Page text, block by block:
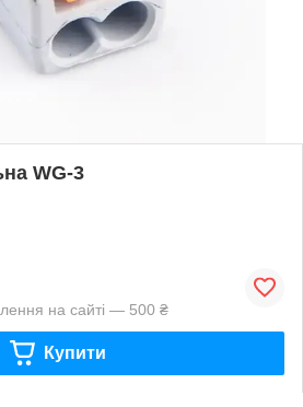
WG-3
на сайті — 500 ₴
Купити